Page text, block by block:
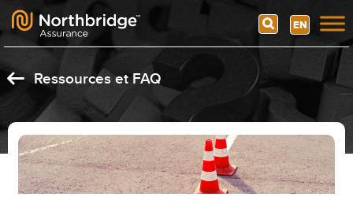
Skip to content
Search EN
Ressources et FAQ